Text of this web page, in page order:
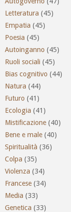
Letteratura (45)
Empatia (45)
Poesia (45)
Autoinganno (45)
Ruoli sociali (45)
Bias cognitivo (44)
Natura (44)
Futuro (41)
Ecologia (41)
Mistificazione (40)
Bene e male (40)
Spiritualità (36)
Colpa (35)
Violenza (34)
Francese (34)
Media (33)
Genetica (33)